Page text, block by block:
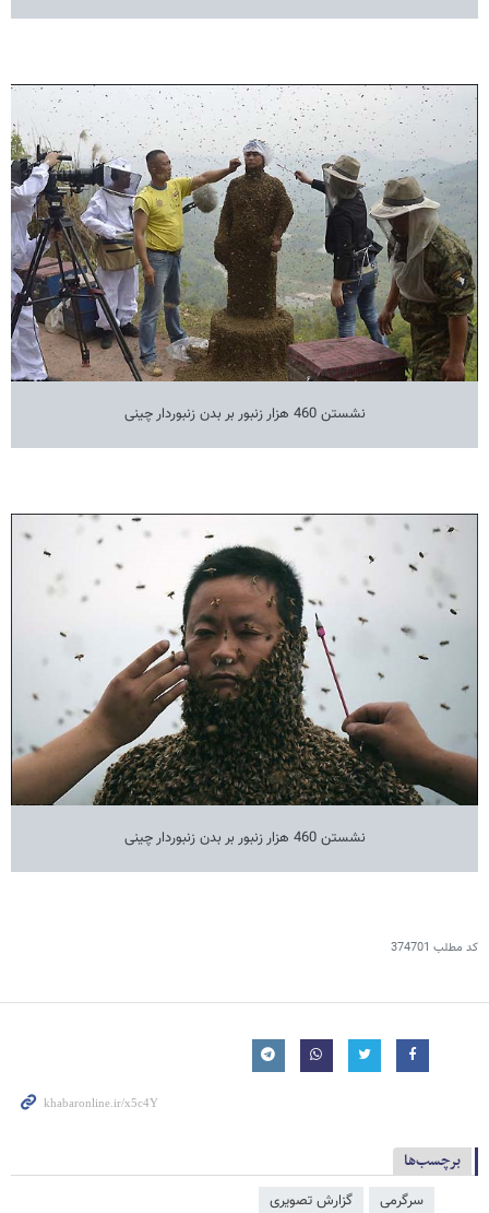
نشستن 460 هزار زنبور بر بدن زنبوردار چینی
نشستن 460 هزار زنبور بر بدن زنبوردار چینی
کد مطلب 374701
برچسب‌ها
سرگرمی گزارش تصویری